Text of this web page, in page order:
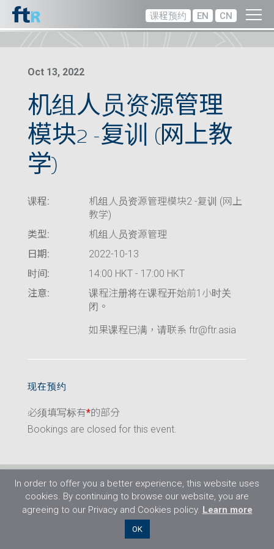
课程预约 EN CN
Oct 13, 2022
机组人员资源管理
模块2 -复训 (网上教
学)
课程:
机组人员资源管理模块2 -复训 (网上
教学)
类型:
机组人员资源管理
日期:
2022-10-13
时间:
14:00 HKT - 17:00 HKT
注意:
课程注册将在课程开始前1小时关
闭。
如果课程已满，请联系 ftr@ftr.asia
现在预约
必须填写标有*的部分
Bookings are closed for this event.
©2026 Flight Training Resources Limited. 保
In order to offer you a better experience, this website uses
cookies. By continuing to browse our website, you are
agreeing to our Privacy and Cookies policy. Learn more
OK